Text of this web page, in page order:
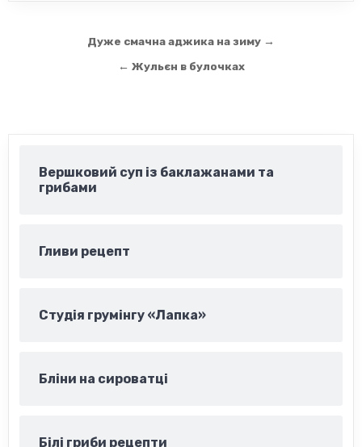
НавігаціяДуже смачна аджика на зиму →
← Жульєн в булочках
Вершковий суп із баклажанами та
грибами
Гливи рецепт
Студія грумінгу «Лапка»
Бліни на сироватці
Білі гриби рецепти